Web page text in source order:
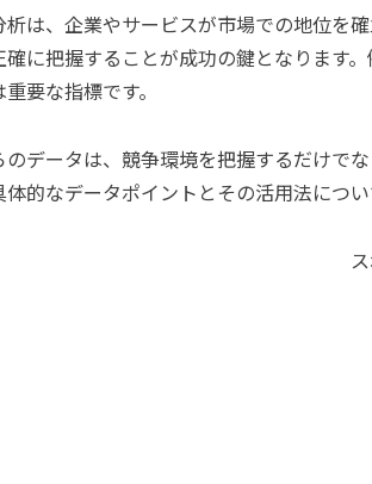
析は、企業やサービスが市場での地位を
確に把握することが成功の鍵となります
要な指標です。
のデータは、競争環境を把握するだけで
体的なデータポイントとその活用法につ